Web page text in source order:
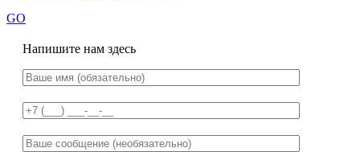
GO
Напишите нам здесь